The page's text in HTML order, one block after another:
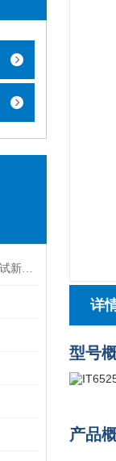
双向电源开启能源“循环利用”的测试新纪元
详
型号
产品